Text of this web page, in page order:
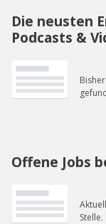
Die neusten
Podcasts &
Offene Jobs
Stelle.